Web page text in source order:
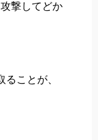
撃してどか
ことが、